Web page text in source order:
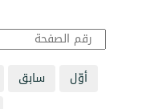
أوّل سابق